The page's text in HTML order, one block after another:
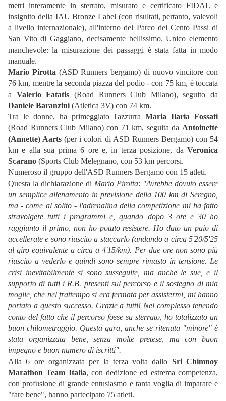
metri interamente in sterrato, misurato e certificato FIDAL e
insignito della IAU Bronze Label (con risultati, pertanto, valevoli
a livello internazionale), all'interno del Parco dei Cento Passi di
San Vito di Gaggiano, decisamente bellissimo. Unico elemento
manchevole: la misurazione dei passaggi è stata fatta in modo
manuale.
Mario Pirotta (ASD Runners bergamo) di nuovo vincitore con
76 km, mentre la seconda piazza del podio - con 75 km, è toccata
a Valerio Fatatis (Road Runners Club Milano), seguito da
Daniele Baranzini (Atletica 3V) con 74 km.
Tra le donne, ha primeggiato l'azzurra Maria Ilaria Fossati
(Road Runners Club Milano) con 71 km, seguita da Antoinette
(Annette) Aarts(per i colori di ASD Runners Bergamo) con 54
km e alla sua prima 6 ore e, in terza posizione, da Veronica
Scarano (Sports Club Melegnano, con 53 km percorsi.
Numeroso il gruppo dell'ASD Runners Bergamo con 15 atleti.
Questa la dichiarazione di Mario Pirotta: "Avrebbe dovuto essere
un semplice allenamento in previsione della 100 km di Seregno,
ma - come al solito - l'adrenalina della competizione mi ha fatto
stravolgere tutti i programmi e, quando dopo 3 ore e 30 ho
raggiunto il primo, non ho potuto resistere. Ho dato un paio di
accellerate e sono riuscito a staccarlo (andando a circa 5'20/5'25
al giro equivalente a circa a 4'15/km). Per due ore non sono più
riuscito a vederlo e quindi sono sempre rimasto in tensione. Le
crisi inevitabilmente si sono susseguite, ma anche le sue, e il
supporto di tutti i R.B. presenti sul percorso e il sostegno di mia
moglie, che nel frattempo si era fermata per assistermi, mi hanno
portato a questo successo. Grazie a tutti! Nel complesso tenendo
conto del fatto che il percorso fosse su sterrato, ho totalizzato un
buon chilometraggio. Questa gara, anche se ritenuta "minore" è
stata organizzata bene, senza molte pretese, ma con buon
impegno e buon numero di iscritti".
Alla 6 ore organizzata per la terza volta dallo Sri Chimnoy
Marathon Team Italia, con dedizione ed estrema competenza,
con profusione di grande entusiasmo e tanta voglia di imparare e
"fare bene", hanno partecipato 75 atleti.